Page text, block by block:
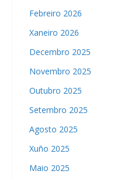
Febreiro 2026
Xaneiro 2026
Decembro 2025
Novembro 2025
Outubro 2025
Setembro 2025
Agosto 2025
Xuño 2025
Maio 2025